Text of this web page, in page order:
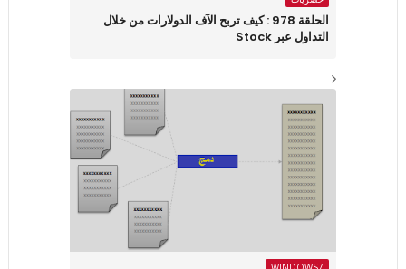
الحلقة 978 : كيف تربح الآف الدولارات من خلال
التداول عبر Stock